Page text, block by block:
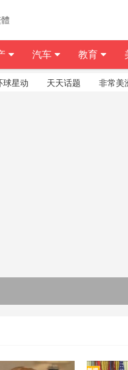
球星动 天天话题 非常美
汽车 教育